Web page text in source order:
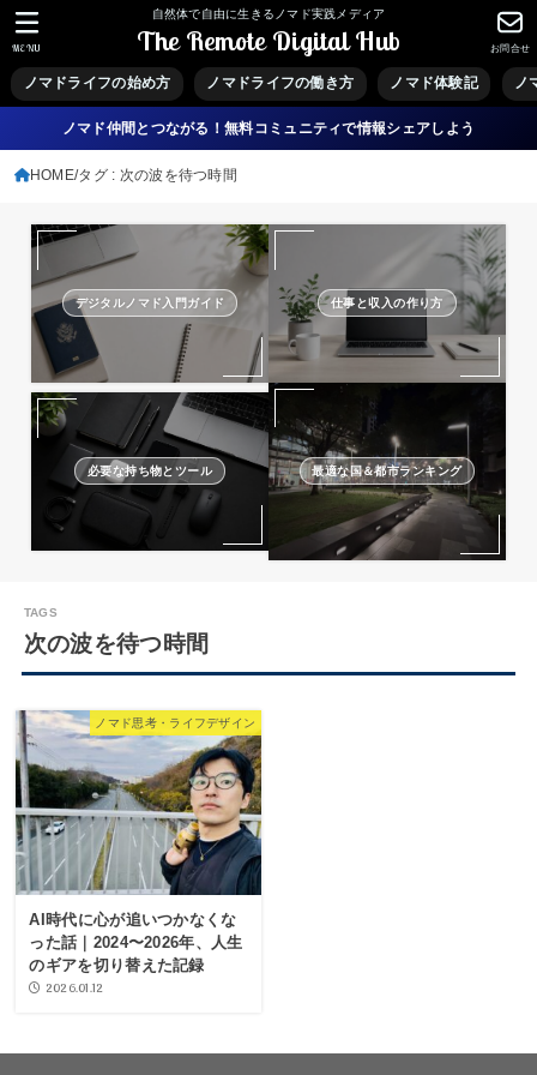
自然体で自由に生きるノマド実践メディア
The Remote Digital Hub
ノマドライフの始め方 ノマドライフの働き方 ノマド体験記 ノ
お問合せ
MENU
ノマド仲間とつながる！無料コミュニティで情報シェアしよう
HOME タグ : 次の波を待つ時間
デジタルノマド入門ガイド 仕事と収入の作り方
必要な持ち物とツール 最適な国＆都市ランキング
次の波を待つ時間
ノマド思考・ライフデザイン
AI時代に心が追いつかなくな
った話｜2024〜2026年、人生
のギアを切り替えた記録
2026.01.12